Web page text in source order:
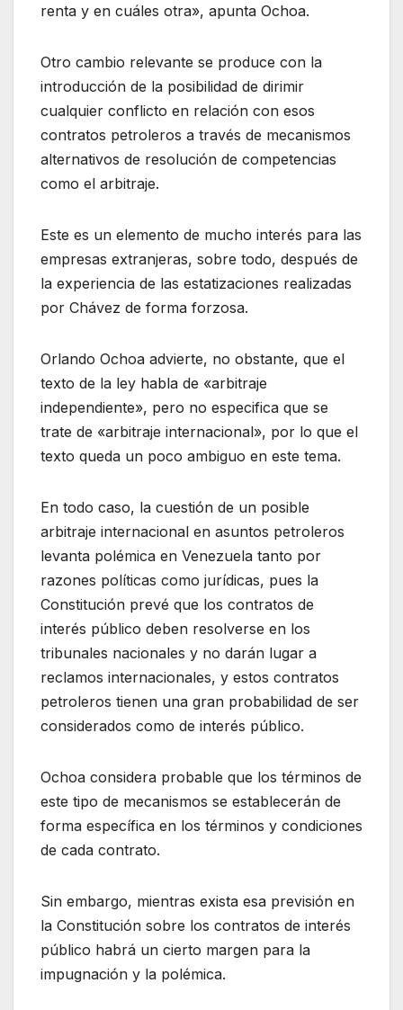
renta y en cuáles otra», apunta Ochoa.
Otro cambio relevante se produce con la
introducción de la posibilidad de dirimir
cualquier conflicto en relación con esos
contratos petroleros a través de mecanismos
alternativos de resolución de competencias
como el arbitraje.
Este es un elemento de mucho interés para las
empresas extranjeras, sobre todo, después de
la experiencia de las estatizaciones realizadas
por Chávez de forma forzosa.
Orlando Ochoa advierte, no obstante, que el
texto de la ley habla de «arbitraje
independiente», pero no especifica que se
trate de «arbitraje internacional», por lo que el
texto queda un poco ambiguo en este tema.
En todo caso, la cuestión de un posible
arbitraje internacional en asuntos petroleros
levanta polémica en Venezuela tanto por
razones políticas como jurídicas, pues la
Constitución prevé que los contratos de
interés público deben resolverse en los
tribunales nacionales y no darán lugar a
reclamos internacionales, y estos contratos
petroleros tienen una gran probabilidad de ser
considerados como de interés público.
Ochoa considera probable que los términos de
este tipo de mecanismos se establecerán de
forma específica en los términos y condiciones
de cada contrato.
Sin embargo, mientras exista esa previsión en
la Constitución sobre los contratos de interés
público habrá un cierto margen para la
impugnación y la polémica.